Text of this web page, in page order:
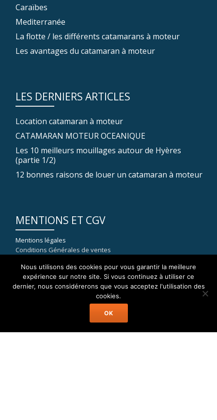
Caraïbes
Mediterranée
La flotte / les différents catamarans à moteur
Les avantages du catamaran à moteur
LES DERNIERS ARTICLES
Location catamaran à moteur
CATAMARAN MOTEUR OCEANIQUE
Les 10 meilleurs mouillages autour de Hyères
(partie 1/2)
12 bonnes raisons de louer un catamaran à moteur
MENTIONS ET CGV
Mentions légales
Conditions Générales de ventes
83400 HYERES
Nous utilisons des cookies pour vous garantir la meilleure
expérience sur notre site. Si vous continuez à utiliser ce
dernier, nous considérerons que vous acceptez l'utilisation des
cookies.
OK